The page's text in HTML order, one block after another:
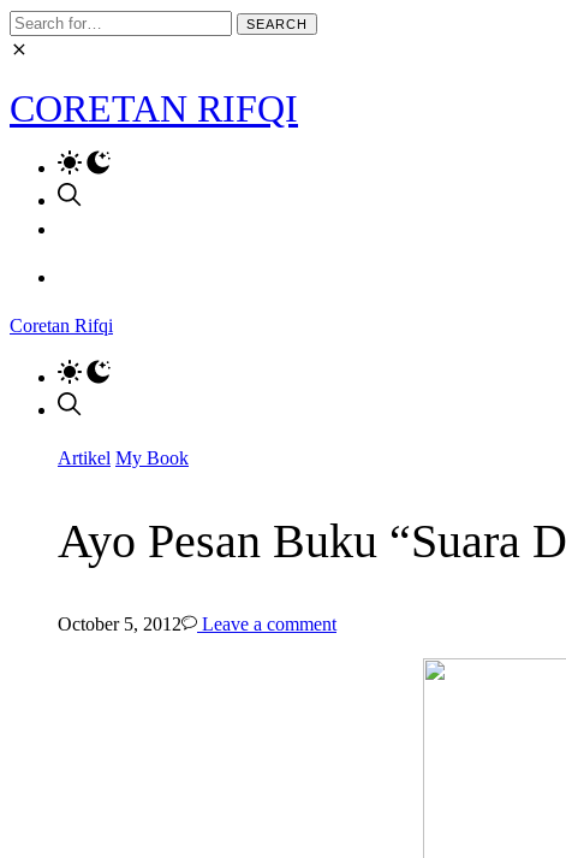
Search
for:
CORETAN RIFQI
Coretan Rifqi
Artikel My Book
Ayo Pesan Buku “Suara
October 5, 2012 Leave a comment